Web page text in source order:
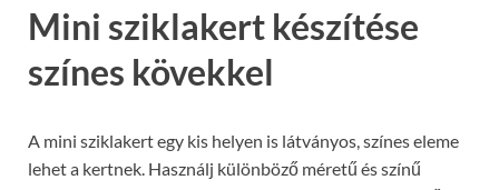
Mini sziklakert készítése
színes kövekkel
A mini sziklakert egy kis helyen is látványos, színes eleme
lehet a kertnek. Használj különböző méretű és színű